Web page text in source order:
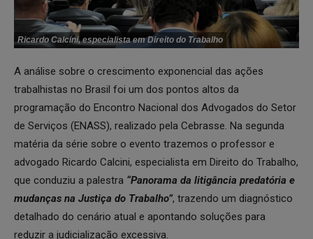
Ricardo Calcini, especialista em Direito do Trabalho
A análise sobre o crescimento exponencial das ações
trabalhistas no Brasil foi um dos pontos altos da
programação do Encontro Nacional dos Advogados do Setor
de Serviços (ENASS), realizado pela Cebrasse. Na segunda
matéria da série sobre o evento trazemos o professor e
advogado Ricardo Calcini, especialista em Direito do Trabalho,
que conduziu a palestra “Panorama da litigância predatória e
mudanças na Justiça do Trabalho”, trazendo um diagnóstico
detalhado do cenário atual e apontando soluções para
reduzir a judicialização excessiva.